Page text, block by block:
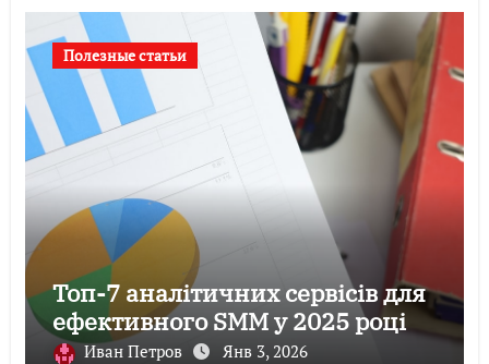
Полезные статьи
Топ-7 аналітичних сервісів для
ефективного SMM у 2025 році
Иван Петров Янв 3, 2026